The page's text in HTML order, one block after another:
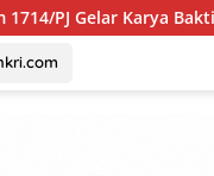
Merah Putih SMP